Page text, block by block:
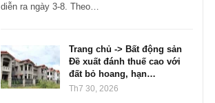
diễn ra ngày 3-8. Theo…
Trang chủ -> Bất động sản
Đề xuất đánh thuế cao với
đất bỏ hoang, hạn…
Th7 30, 2026